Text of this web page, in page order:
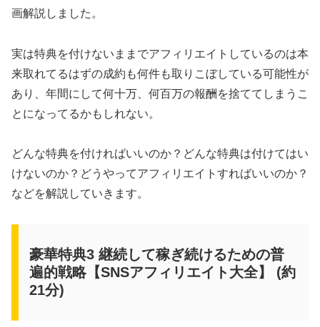
画解説しました。
実は特典を付けないままでアフィリエイトしているのは本
来取れてるはずの成約も何件も取りこぼしている可能性が
あり、年間にして何十万、何百万の報酬を捨ててしまうこ
とになってるかもしれない。
どんな特典を付ければいいのか？どんな特典は付けてはい
けないのか？どうやってアフィリエイトすればいいのか？
などを解説していきます。
豪華特典3 継続して稼ぎ続けるための普
遍的戦略【SNSアフィリエイト大全】 (約
21分)